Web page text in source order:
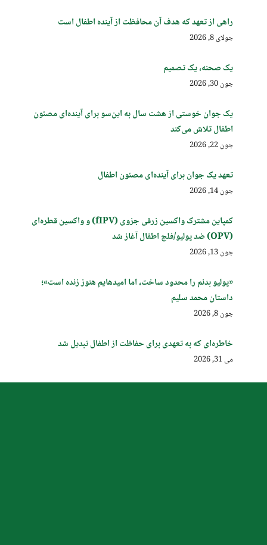
راهی از تعهد که هدف آن محافظت از آینده اطفال است
جولای 8, 2026
یک صحنه، یک تصمیم
جون 30, 2026
یک جوان خوستی از هشت سال به این‌سو برای آینده‌ای مصئون
اطفال تلاش می‌کند
جون 22, 2026
تعهد یک جوان برای آینده‌ای مصئون اطفال
جون 14, 2026
کمپاین مشترک واکسین زرقی جزوی (fIPV) و واکسین قطره‌ای
(OPV) ضد پولیو/فلج اطفال آغاز شد
جون 13, 2026
«پولیو بدنم را محدود ساخت، اما امیدهایم هنوز زنده است»؛
داستان محمد سلیم
جون 8, 2026
خاطره‌ای که به تعهدی برای حفاظت از اطفال تبدیل شد
می 31, 2026